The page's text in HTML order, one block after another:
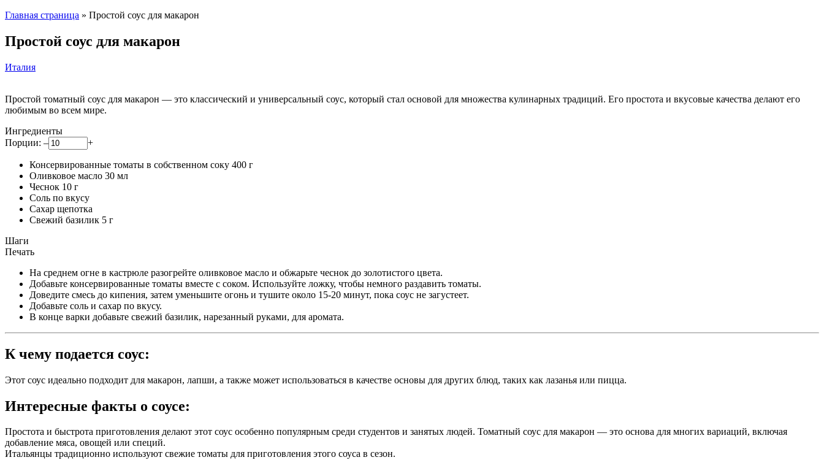
Главная страница » Простой соус для макарон
Простой соус для макарон
Италия
Простой томатный соус для макарон — это классический и универсальный соус, который стал основой для множества кулинарных традиций. Его простота и вкусовые качества делают его
любимым во всем мире.
Ингредиенты
Порции: – +
Консервированные томаты в собственном соку 400 г
Оливковое масло 30 мл
Чеснок 10 г
Соль по вкусу
Сахар щепотка
Свежий базилик 5 г
Шаги
Печать
На среднем огне в кастрюле разогрейте оливковое масло и обжарьте чеснок до золотистого цвета.
Добавьте консервированные томаты вместе с соком. Используйте ложку, чтобы немного раздавить томаты.
Доведите смесь до кипения, затем уменьшите огонь и тушите около 15-20 минут, пока соус не загустеет.
Добавьте соль и сахар по вкусу.
В конце варки добавьте свежий базилик, нарезанный руками, для аромата.
К чему подается соус:
Этот соус идеально подходит для макарон, лапши, а также может использоваться в качестве основы для других блюд, таких как лазанья или пицца.
Интересные факты о соусе:
Простота и быстрота приготовления делают этот соус особенно популярным среди студентов и занятых людей. Томатный соус для макарон — это основа для многих вариаций, включая
добавление мяса, овощей или специй.
Итальянцы традиционно используют свежие томаты для приготовления этого соуса в сезон.